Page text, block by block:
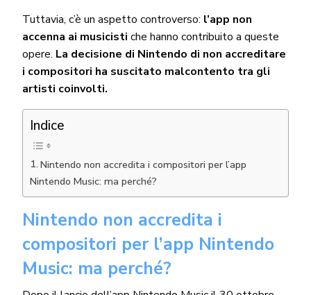
Tuttavia, c’è un aspetto controverso: l’app non
accenna ai musicistiche hanno contribuito a queste
opere. La decisione di Nintendo di non accreditare
i compositori ha suscitato malcontento tra gli
artisti coinvolti.
Indice
Nintendo non accredita i compositori per l’app
Nintendo Music: ma perché?
Nintendo non accredita i
compositori per l’app Nintendo
Music: ma perché?